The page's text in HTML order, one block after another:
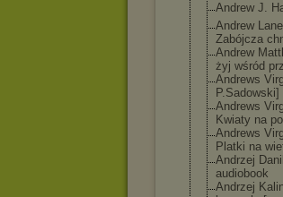
Andrew J.
Andrew
Zabójcza
Andrew
żyj wśród
Andrews
P.Sadowski]
Andrews
Kwiaty na
Andrews
Platki na
Andrzej
audiobook
Andrzej